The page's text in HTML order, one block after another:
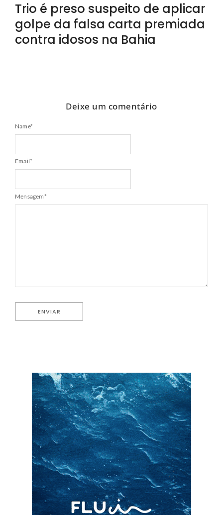
Trio é preso suspeito de aplicar
golpe da falsa carta premiada
contra idosos na Bahia
Deixe um comentário
Name*
Email*